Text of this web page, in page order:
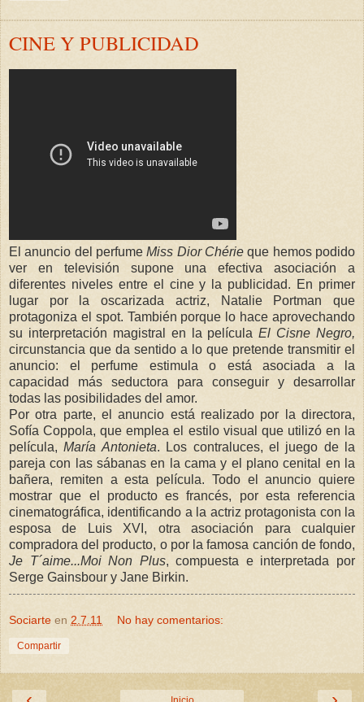
CINE Y PUBLICIDAD
El anuncio del perfumeMiss Dior Chérie que hemos podido
ver en televisión supone una efectiva asociación a
diferentes niveles entre el cine y la publicidad. En primer
lugar por la oscarizada actriz, Natalie Portman que
protagoniza el spot. También porque lo hace aprovechando
su interpretación magistral en la películaEl Cisne Negro,
circunstancia que da sentido a lo que pretende transmitir el
anuncio: el perfume estimula o está asociada a la
capacidad más seductora para conseguir y desarrollar
todas las posibilidades del amor.
Por otra parte, el anuncio está realizado por la directora,
Sofía Coppola, que emplea el estilo visual que utilizó en la
película,María Antonieta. Los contraluces, el juego de la
pareja con las sábanas en la cama y el plano cenital en la
bañera, remiten a esta película. Todo el anuncio quiere
mostrar que el producto es francés, por esta referencia
cinematográfica, identificando a la actriz protagonista con la
esposa de Luis XVI, otra asociación para cualquier
compradora del producto, o por la famosa canción de fondo,
Je T´aime...Moi Non Plus, compuesta e interpretada por
Serge Gainsbour y Jane Birkin.
Sociarte en 2.7.11 No hay comentarios:
Compartir